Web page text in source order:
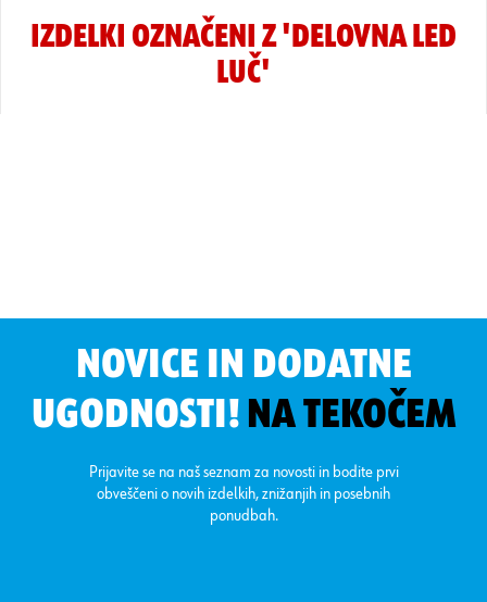
IZDELKI OZNAČENI Z 'DELOVNA LED
LUČ'
NOVICE IN DODATNE
UGODNOSTI! NA TEKOČEM
Prijavite se na naš seznam za novosti in bodite prvi
obveščeni o novih izdelkih, znižanjih in posebnih
ponudbah.